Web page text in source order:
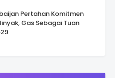
Pertahan Komitmen
Gas Sebagai Tuan